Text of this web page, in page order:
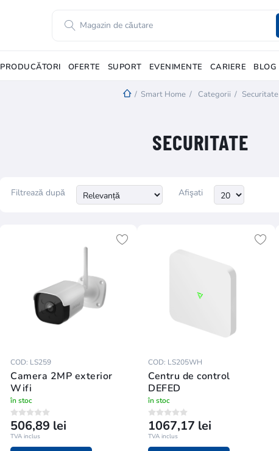
PRODUCĂTORI OFERTE SUPORT EVENIMENTE CARIERE BLOG
/ Smart Home / Categorii / Securitate
SECURITATE
Filtrează după Afişati
COD: LS259
Camera 2MP exterior
Wifi
în stoc
506,89 lei
TVA inclus
COD: LS205WH
Centru de control
DEFED
în stoc
1067,17 lei
TVA inclus